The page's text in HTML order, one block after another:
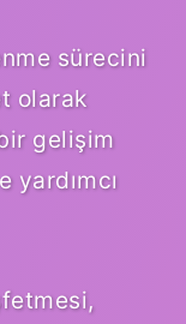
sürecini
olarak
gelişim
yardımcı